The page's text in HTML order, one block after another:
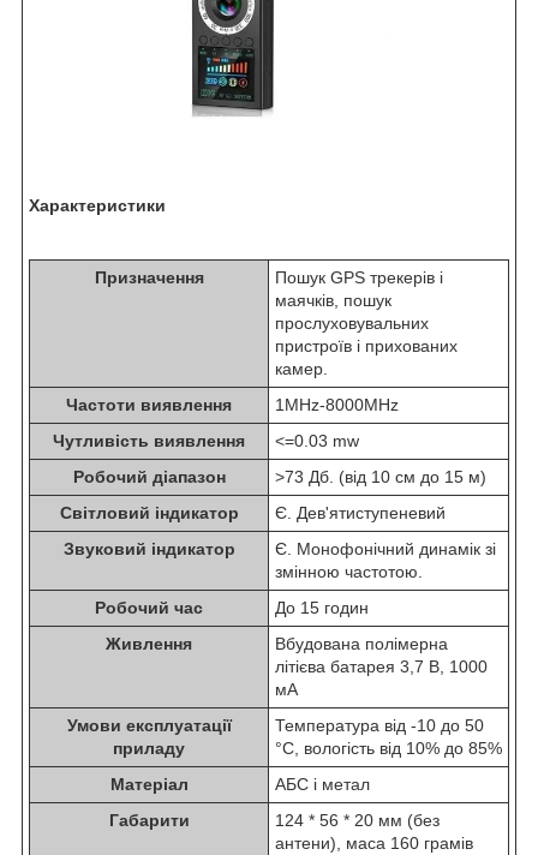
Характеристики
Призначення
Пошук GPS трекерів і
маячків, пошук
прослуховувальних
пристроїв і прихованих
камер.
Частоти виявлення
1MHz-8000MHz
Чутливість виявлення
<=0.03 mw
Робочий діапазон
>73 Дб. (від 10 см до 15 м)
Світловий індикатор
Є. Дев'ятиступеневий
Звуковий індикатор
Є. Монофонічний динамік зі
змінною частотою.
Робочий час
До 15 годин
Живлення
Вбудована полімерна
літієва батарея 3,7 В, 1000
мА
Умови експлуатації
приладу
Температура від -10 до 50
°C, вологість від 10% до 85%
Матеріал
АБС і метал
Габарити
124 * 56 * 20 мм (без
антени), маса 160 грамів